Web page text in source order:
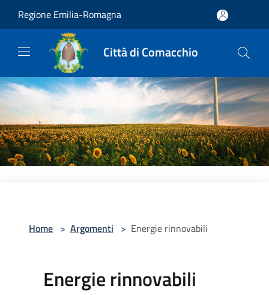
Regione Emilia-Romagna
Città di Comacchio
Home > Argomenti > Energie rinnovabili
Energie rinnovabili